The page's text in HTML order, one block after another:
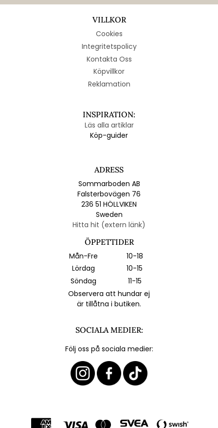
VILLKOR
Cookies
Integritetspolicy
Kontakta Oss
Köpvillkor
Reklamation
INSPIRATION:
Läs alla artiklar
Köp-guider
ADRESS
Sommarboden AB
Falsterbovägen 76
236 51 HÖLLVIKEN
Sweden
Hitta hit (extern länk)
ÖPPETTIDER
Mån-Fre
10-18
Lördag
10-15
Söndag
11-15
Observera att hundar ej
är tillåtna i butiken.
SOCIALA MEDIER:
Följ oss på sociala medier: